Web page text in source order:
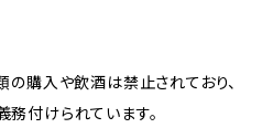
購入や飲酒は禁止されており、
付けられています。